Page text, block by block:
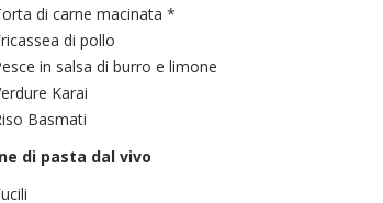
di carne macinata *
di pollo
in salsa di burro e limone
Karai
Basmati
di pasta dal vivo